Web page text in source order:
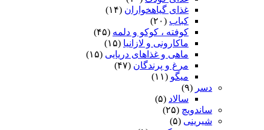
غذای گیاهخواران (۱۴)
کباب (۲۰)
کوفته ، کوکو و دلمه (۴۵)
ماکارونی و لازانیا (۱۵)
ماهی و غذاهای دریایی (۱۵)
مرغ و پرندگان (۴۷)
میگو (۱۱)
دسر (۹)
سالاد (۵)
ساندویچ (۲۵)
شیرینی (۵)